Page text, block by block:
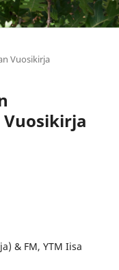
Vuosikirja
& FM, YTM Iisa